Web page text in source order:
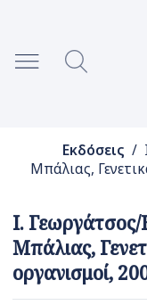
Εκδόσεις /
Μπάλιας,
Ι.
Μπάλιας,
οργανισμοί,